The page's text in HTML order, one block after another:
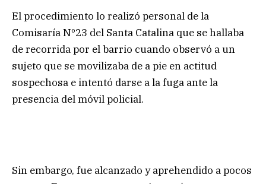
El procedimiento lo realizó personal de la
Comisaría Nº23 del Santa Catalina que se hallaba
de recorrida por el barrio cuando observó a un
sujeto que se movilizaba de a pie en actitud
sospechosa e intentó darse a la fuga ante la
presencia del móvil policial.
Sin embargo, fue alcanzado y aprehendido a pocos